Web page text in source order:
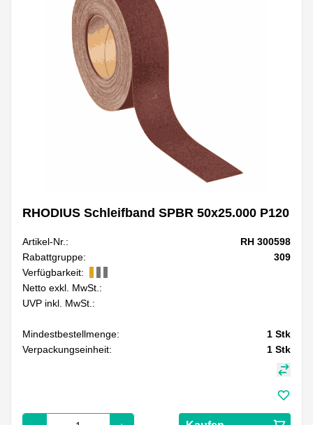
RHODIUS Schleifband SPBR 50x25.000 P120
Artikel-Nr.:
RH 300598
Rabattgruppe:
309
Verfügbarkeit:
Netto exkl. MwSt.:
UVP inkl. MwSt.:
Mindestbestellmenge: 1 Stk
Verpackungseinheit:
1 Stk